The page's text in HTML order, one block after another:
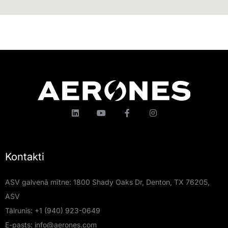
Kontakti
ASV galvenā mītne: 1800 Shady Oaks Dr, Denton, TX 76205,
ASV
Tālrunis: +1 (940) 923-0649
E-pasts: info@aerones.com